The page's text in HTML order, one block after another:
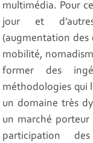
multimédia. Pour
jour et
(augmentation des
mobilité,
former des
méthodologies qui
un domaine très
un marché
participation